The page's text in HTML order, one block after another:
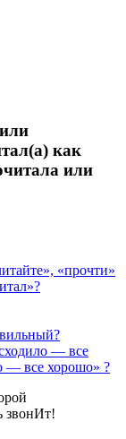
как
или
«прочти»
— все
— все хорошо» ?
звонИт!